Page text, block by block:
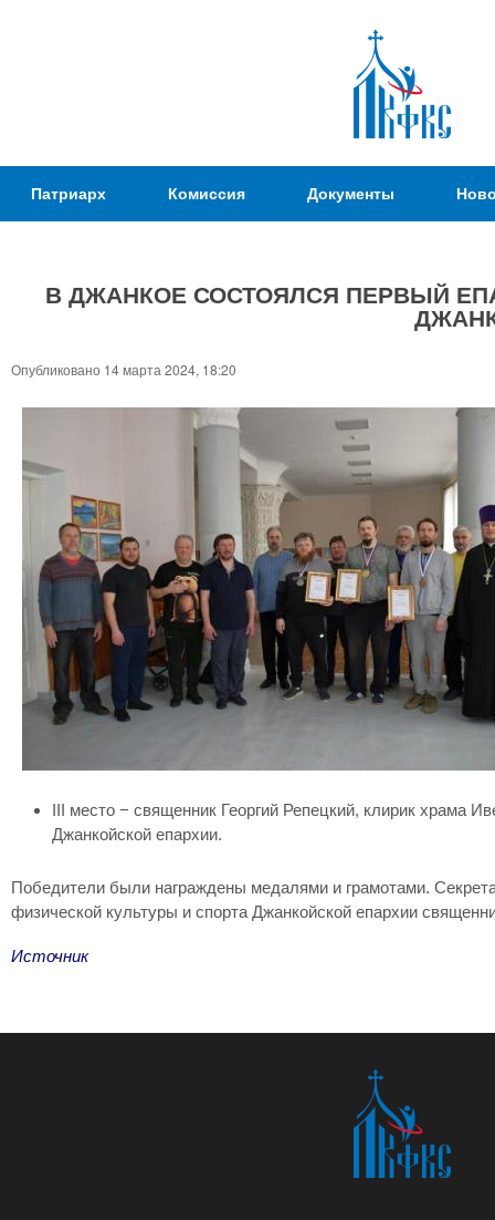
Патриаршая
Комиссия
вопросам
физической
спорта
Патриарх Комиссия Документы
здесь
В ДЖАНКОЕ СОСТОЯЛСЯ ПЕРВЫЙ
Опубликовано 14 марта 2024, 18:20
III место − священник Георгий Репецкий, клирик храма
Джанкойской епархии.
Победители были награждены медалями и грамотами.
физической культуры и спорта Джанкойской епархии
Источник